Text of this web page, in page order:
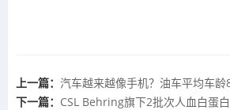
上一篇： 汽车越来越像手机？油车平均车
下一篇： CSL Behring旗下2批次人血白蛋